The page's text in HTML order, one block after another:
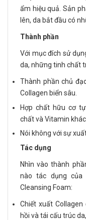
ẩm hiệu quả. Sản
lên, da bắt đầu có
Thành phần
Với mục đích sử
da, những tinh chất
Thành phần chủ
Collagen biển sâu.
Hợp chất hữu cơ
chất và Vitamin khác.
Nói không với sự
Tác dụng
Nhìn vào thành
nào tác dụng của
Cleansing Foam:
Chiết xuất
hồi và tái cấu trúc